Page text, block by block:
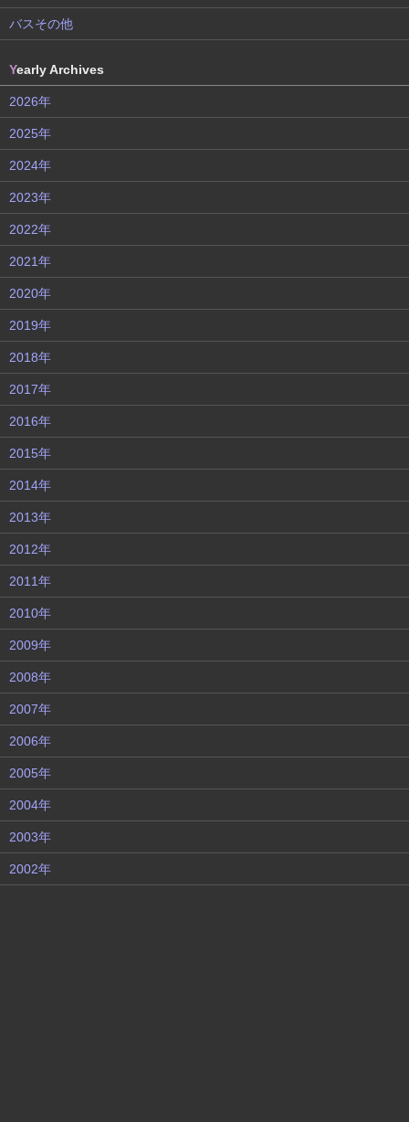
バスその他
Yearly Archives
2026年
2025年
2024年
2023年
2022年
2021年
2020年
2019年
2018年
2017年
2016年
2015年
2014年
2013年
2012年
2011年
2010年
2009年
2008年
2007年
2006年
2005年
2004年
2003年
2002年